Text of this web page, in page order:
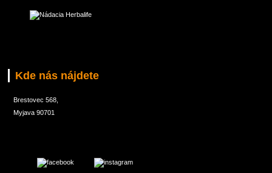
Kde nás nájdete
Brestovec 568,
Myjava 90701